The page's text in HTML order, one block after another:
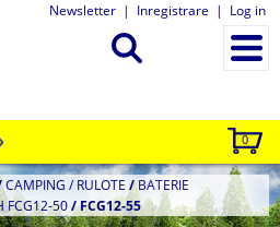
Newsletter | Inregistrare | Log in
0
CAMPING / RULOTE /BATERIE
FCG12-50/FCG12-55